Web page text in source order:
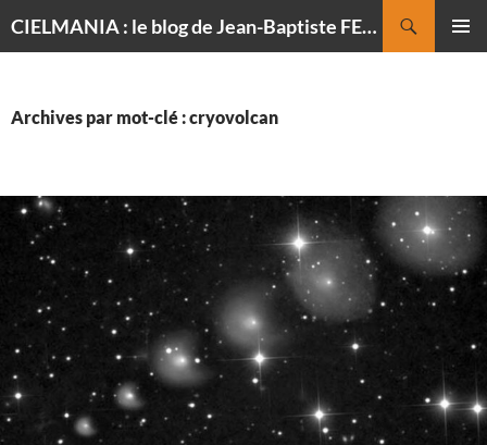
CIELMANIA : le blog de Jean-Baptiste FELDMANN, photographe du ciel
Archives par mot-clé : cryovolcan